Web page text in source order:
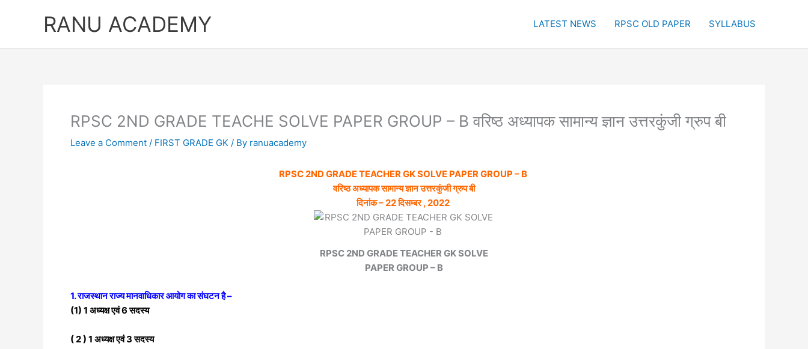
RANU ACADEMY LATEST NEWS RPSC OLD PAPER SYLLABUS
RPSC 2ND GRADE TEACHE SOLVE PAPER GROUP – B वरिष्ठ अध्यापक सामान्य ज्ञान उत्तरकुंजी ग्रुप बी
Leave a Comment / FIRST GRADE GK / By ranuacademy
RPSC 2ND GRADE TEACHER GK SOLVE PAPER GROUP – B
वरिष्ठ अध्यापक सामान्य ज्ञान उत्तरकुंजी ग्रुप बी
दिनांक – 22 दिसम्बर , 2022
RPSC 2ND GRADE TEACHER GK SOLVE
PAPER GROUP – B
1. राजस्थान राज्य मानवाधिकार आयोग का संघटन है –
(1) 1 अध्यक्ष एवं 6 सदस्य
( 2 ) 1 अध्यक्ष एवं 3 सदस्य